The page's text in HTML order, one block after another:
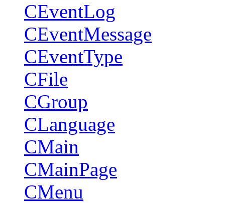
CEventLog
CEventMessage
CEventType
CFile
CGroup
CLanguage
CMain
CMainPage
CMenu